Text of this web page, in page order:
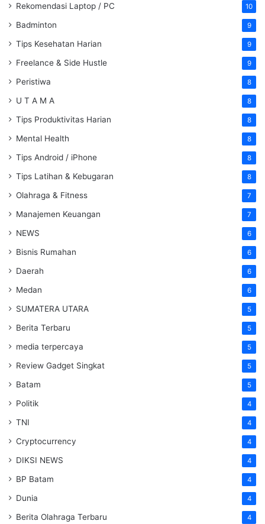
Rekomendasi Laptop / PC 10
Badminton 9
Tips Kesehatan Harian 9
Freelance & Side Hustle 9
Peristiwa 8
U T A M A 8
Tips Produktivitas Harian 8
Mental Health 8
Tips Android / iPhone 8
Tips Latihan & Kebugaran 8
Olahraga & Fitness 7
Manajemen Keuangan 7
NEWS 6
Bisnis Rumahan 6
Daerah 6
Medan 6
SUMATERA UTARA 5
Berita Terbaru 5
media terpercaya 5
Review Gadget Singkat 5
Batam 5
Politik 4
TNI 4
Cryptocurrency 4
DIKSI NEWS 4
BP Batam 4
Dunia 4
Berita Olahraga Terbaru 4